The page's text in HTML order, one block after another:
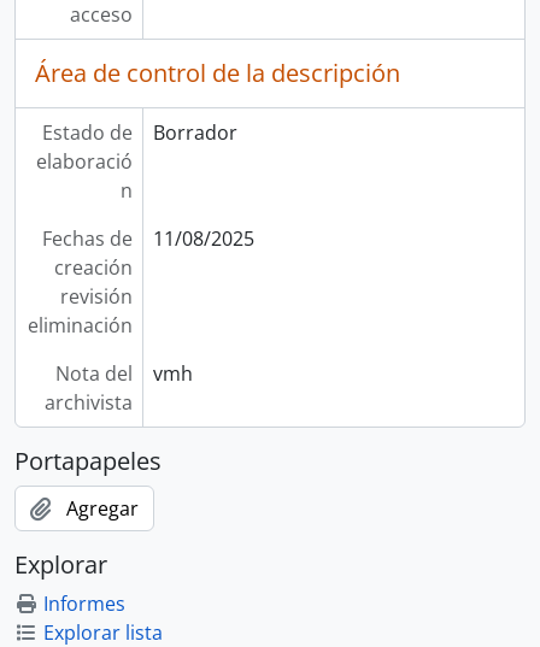
acceso
Área de control de la descripción
Estado de
elaboració
n
Borrador
Fechas de
creación
revisión
eliminación
11/08/2025
Nota del
archivista
vmh
Portapapeles
Agregar
Explorar
Informes
Explorar lista